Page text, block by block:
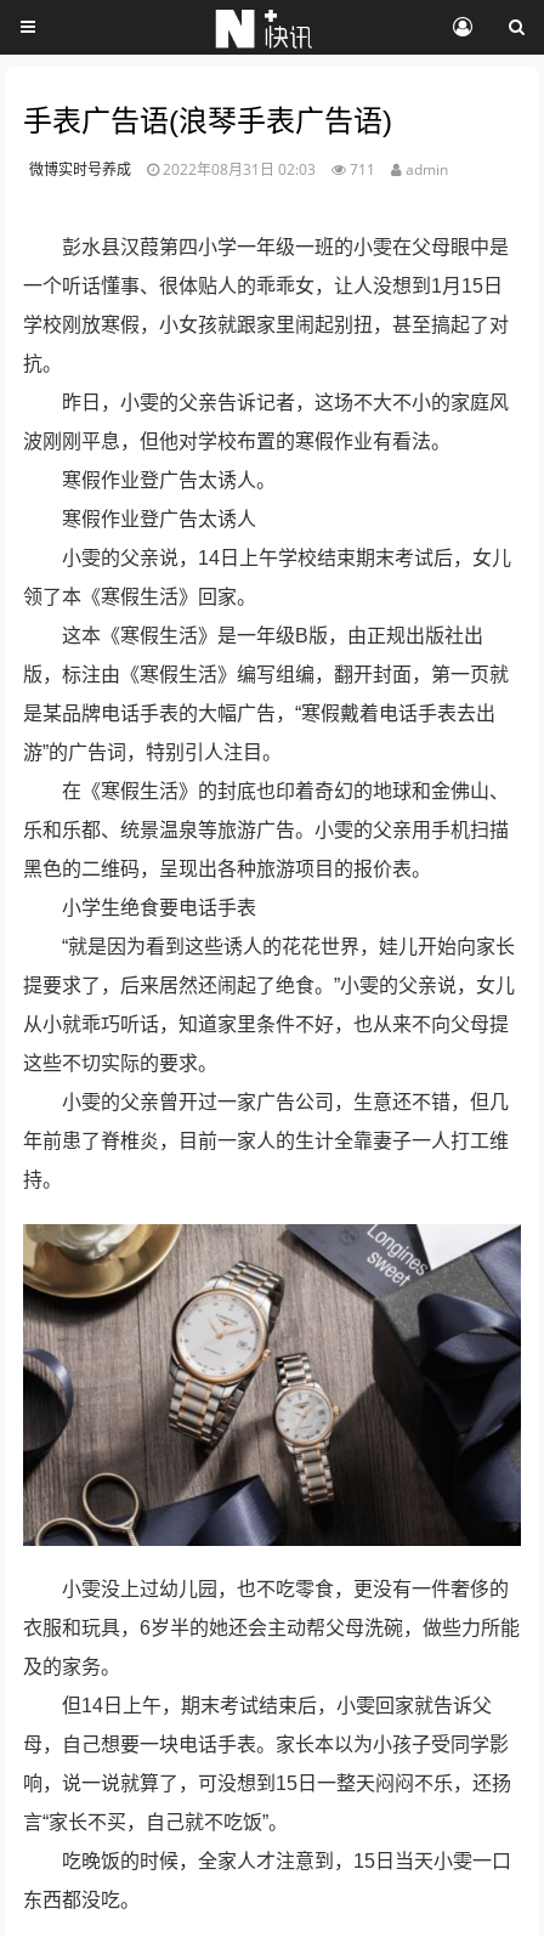
手表广告语(浪琴手表广告语)
微博实时号养成 2022年08月31日 02:03 711 admin
彭水县汉葭第四小学一年级一班的小雯在父母眼中是
一个听话懂事、很体贴人的乖乖女，让人没想到1月15日
学校刚放寒假，小女孩就跟家里闹起别扭，甚至搞起了对
抗。
昨日，小雯的父亲告诉记者，这场不大不小的家庭风
波刚刚平息，但他对学校布置的寒假作业有看法。
寒假作业登广告太诱人。
寒假作业登广告太诱人
小雯的父亲说，14日上午学校结束期末考试后，女儿
领了本《寒假生活》回家。
这本《寒假生活》是一年级B版，由正规出版社出
版，标注由《寒假生活》编写组编，翻开封面，第一页就
是某品牌电话手表的大幅广告，“寒假戴着电话手表去出
游”的广告词，特别引人注目。
在《寒假生活》的封底也印着奇幻的地球和金佛山、
乐和乐都、统景温泉等旅游广告。小雯的父亲用手机扫描
黑色的二维码，呈现出各种旅游项目的报价表。
小学生绝食要电话手表
“就是因为看到这些诱人的花花世界，娃儿开始向家长
提要求了，后来居然还闹起了绝食。”小雯的父亲说，女儿
从小就乖巧听话，知道家里条件不好，也从来不向父母提
这些不切实际的要求。
小雯的父亲曾开过一家广告公司，生意还不错，但几
年前患了脊椎炎，目前一家人的生计全靠妻子一人打工维
持。
小雯没上过幼儿园，也不吃零食，更没有一件奢侈的
衣服和玩具，6岁半的她还会主动帮父母洗碗，做些力所能
及的家务。
但14日上午，期末考试结束后，小雯回家就告诉父
母，自己想要一块电话手表。家长本以为小孩子受同学影
响，说一说就算了，可没想到15日一整天闷闷不乐，还扬
言“家长不买，自己就不吃饭”。
吃晚饭的时候，全家人才注意到，15日当天小雯一口
东西都没吃。